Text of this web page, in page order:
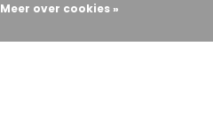
Meer over cookies »